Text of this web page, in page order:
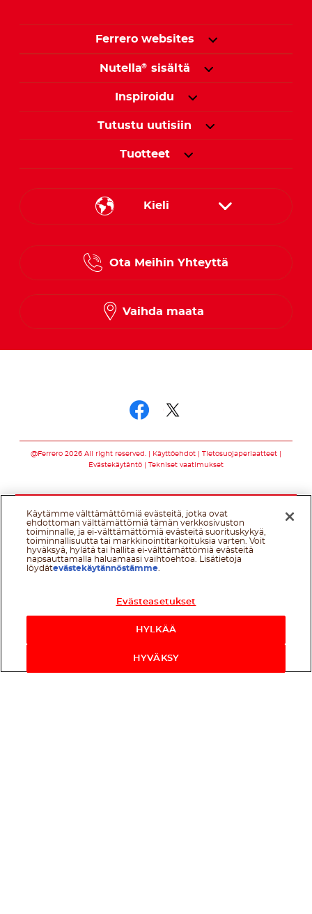
Ferrero websites
Nutella® sisältä
Inspiroidu
Tutustu uutisiin
Tuotteet
Kieli
Norwegian
Ota Meihin Yhteyttä
Vaihda maata
@Ferrero 2026 All right reserved. Käyttöehdot
Tietosuojaperiaatteet
Evästekäytäntö
Tekniset vaatimukset
Käytämme välttämättömiä evästeitä, jotka ovat
ehdottoman välttämättömiä tämän verkkosivuston
toiminnalle, ja ei-välttämättömiä evästeitä suorituskykyä,
toiminnallisuutta tai markkinointitarkoituksia varten. Voit
hyväksyä, hylätä tai hallita ei-välttämättömiä evästeitä
napsauttamalla haluamaasi vaihtoehtoa. Lisätietoja
löydätevästekäytännöstämme
Evästeasetukset
HYLKÄÄ
HYVÄKSY